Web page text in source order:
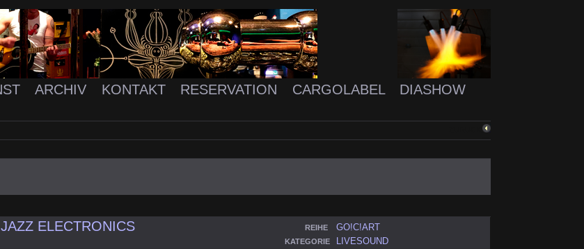
ARCHIV KONTAKT RESERVATION CARGOLABEL
DIASHOW
ELECTRONICS REIHE GO!C!ART
KATEGORIE LIVESOUND